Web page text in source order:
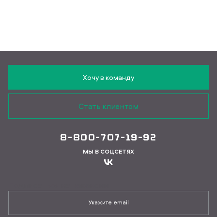
Хочу в команду
Стать клиентом
8-800-707-19-92
МЫ В СОЦСЕТЯХ